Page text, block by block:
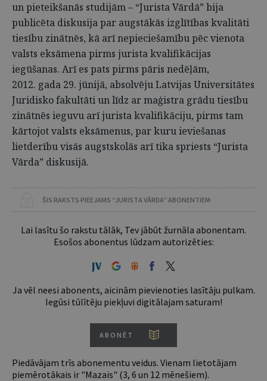
un pieteikšanās studijām – “Jurista Vārdā” bija
publicēta diskusija par augstākās izglītības kvalitāti
tiesību zinātnēs, kā arī nepieciešamību pēc vienota
valsts eksāmena pirms jurista kvalifikācijas
iegūšanas. Arī es pats pirms pāris nedēļām,
2012. gada 29. jūnijā, absolvēju Latvijas Universitātes
Juridisko fakultāti un līdz ar maģistra grādu tiesību
zinātnēs ieguvu arī jurista kvalifikāciju, pirms tam
kārtojot valsts eksāmenus, par kuru ieviešanas
lietderību visās augstskolās arī tika spriests “Jurista
Vārda” diskusijā.
ŠIS RAKSTS PIEEJAMS “JURISTA VĀRDA” ABONENTIEM
Lai lasītu šo rakstu tālāk, Tev jābūt žurnāla abonentam.
Esošos abonentus lūdzam autorizēties:
Ja vēl neesi abonents, aicinām pievienoties lasītāju pulkam.
Iegūsi tūlītēju piekļuvi digitālajam saturam!
ABONĒT
Piedāvājam trīs abonementu veidus. Vienam lietotājam
piemērotākais ir "Mazais" (3, 6 un 12 mēnešiem).